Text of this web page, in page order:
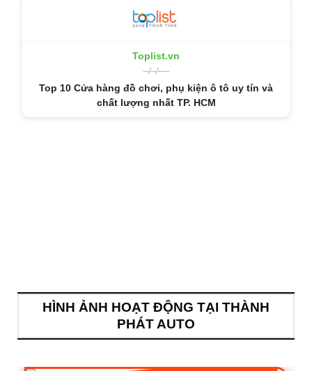
Toplist.vn
--/--/----
Top 10 Cửa hàng đồ chơi, phụ kiện ô tô uy tín và
chất lượng nhất TP. HCM
HÌNH ẢNH HOẠT ĐỘNG TẠI THÀNH
PHÁT AUTO